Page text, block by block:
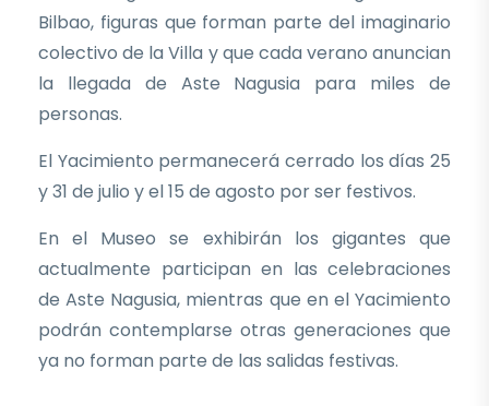
Bilbao, figuras que forman parte del imaginario
colectivo de la Villa y que cada verano anuncian
la llegada de Aste Nagusia para miles de
personas.
El Yacimiento permanecerá cerrado los días 25
y 31 de julio y el 15 de agosto por ser festivos.
En el Museo se exhibirán los gigantes que
actualmente participan en las celebraciones
de Aste Nagusia, mientras que en el Yacimiento
podrán contemplarse otras generaciones que
ya no forman parte de las salidas festivas.